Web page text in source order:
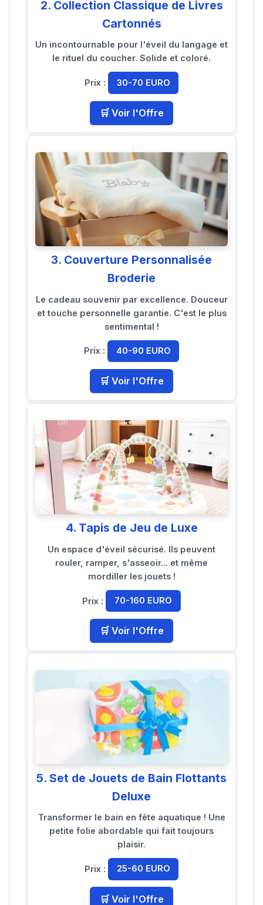
2. Collection Classique de Livres
Cartonnés
Un incontournable pour l'éveil du langage et
le rituel du coucher. Solide et coloré.
Prix : 30-70 EURO
🛒 Voir l'Offre
3. Couverture Personnalisée
Broderie
Le cadeau souvenir par excellence. Douceur
et touche personnelle garantie. C'est le plus
sentimental !
Prix : 40-90 EURO
🛒 Voir l'Offre
4. Tapis de Jeu de Luxe
Un espace d'éveil sécurisé. Ils peuvent
rouler, ramper, s'asseoir... et même
mordiller les jouets !
Prix : 70-160 EURO
🛒 Voir l'Offre
5. Set de Jouets de Bain Flottants
Deluxe
Transformer le bain en fête aquatique ! Une
petite folie abordable qui fait toujours
plaisir.
Prix : 25-60 EURO
🛒 Voir l'Offre